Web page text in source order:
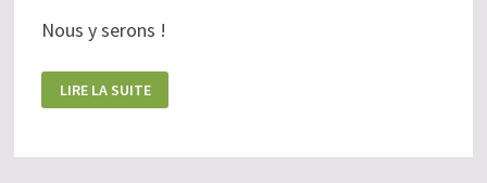
Nous y serons !
7
MAI
VILLAGE
LIRE LA SUITE